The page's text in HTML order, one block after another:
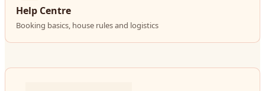
Help Centre
Booking basics, house rules and logistics